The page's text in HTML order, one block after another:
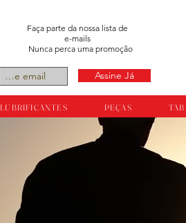
Faça parte da nossa lista de
e-mails
Nunca perca uma promoção
Assine Já
LUBRIFICANTES PEÇAS